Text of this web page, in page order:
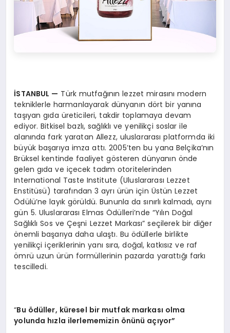
İSTANBUL — Türk mutfağının lezzet mirasını modern
tekniklerle harmanlayarak dünyanın dört bir yanına
taşıyan gıda üreticileri, takdir toplamaya devam
ediyor. Bitkisel bazlı, sağlıklı ve yenilikçi soslar ile
alanında fark yaratan Allezz, uluslararası platformda iki
büyük başarıya imza attı. 2005’ten bu yana Belçika’nın
Brüksel kentinde faaliyet gösteren dünyanın önde
gelen gıda ve içecek tadım otoritelerinden
International Taste Institute (Uluslararası Lezzet
Enstitüsü) tarafından 3 ayrı ürün için Üstün Lezzet
Ödülü’ne layık görüldü. Bununla da sınırlı kalmadı, aynı
gün 5. Uluslararası Elmas Ödülleri’nde “Yılın Doğal
Sağlıklı Sos ve Çeşni Lezzet Markası” seçilerek bir diğer
önemli başarıya daha ulaştı. Bu ödüllerle birlikte
yenilikçi içeriklerinin yanı sıra, doğal, katkısız ve raf
ömrü uzun ürün formüllerinin pazarda yarattığı farkı
tescilledi.
“Bu ödüller, küresel bir mutfak markası olma
yolunda hızla ilerlememizin önünü açıyor”